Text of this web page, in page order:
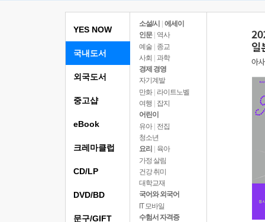
YES NOW
국내도서
소설/시
에세이
인문
역사
예술 | 종교
사회 | 과학
경제 경영
자기계발
만화 | 라이트노벨
여행
잡지
어린이
유아 | 전집
청소년
요리
육아
가정 살림
건강 취미
대학교재
국어와 외국어
IT 모바일
수험서 자격증
외국도서
중고샵
eBook
크레마클럽
CD/LP
DVD/BD
문구/GIFT